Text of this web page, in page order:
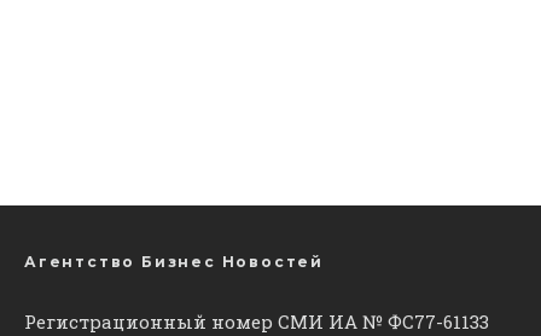
Агентство Бизнес Новостей
Регистрационный номер СМИ ИА № ФС77-61133